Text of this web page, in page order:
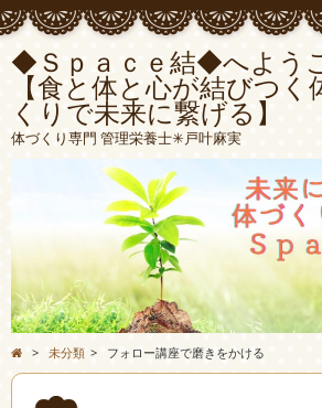
◆Ｓｐａｃｅ結◆へよう
【食と体と心が結びつく
くりで未来に繋げる】
体づくり専門 管理栄養士✳︎戸叶麻実
> 未分類 > フォロー講座で磨きをかける